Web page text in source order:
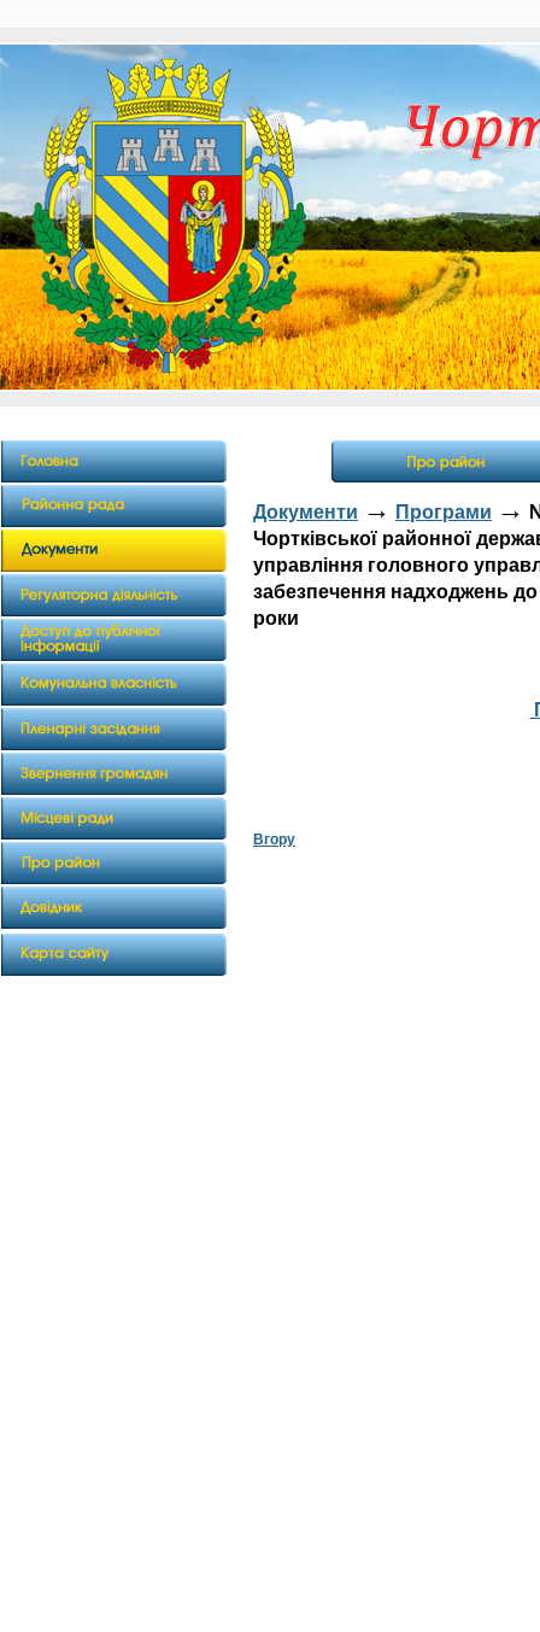
Документи → Програми →
Чортківської районної
управління головного
забезпечення надходжень
роки
Вгору